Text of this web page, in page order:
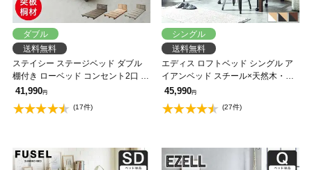
ダブル
送料無料
ステイシー ステージベッド ダブル
棚付き ローベッド コンセント2口 タ
モ 桐 天然木 フロアベッド スマホス
タンド付き ダブルベッド 省スペー
ス コンパクト 北欧風【フレームの
41,990円
(17件)
シングル
送料無料
エディス ロフトベッド シングル ア
イアンベッド スチール×天然木・異
素材コンビベッド ハイタイプ はし
ご
45,990円
(27件)